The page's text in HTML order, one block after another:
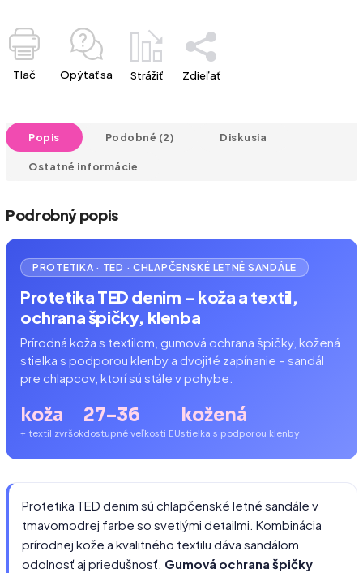
Tlač Opýtať sa Strážiť Zdieľať
Popis Podobné (2) Diskusia
Ostatné informácie
Podrobný popis
PROTETIKA · TED · CHLAPČENSKÉ LETNÉ SANDÁLE
Protetika TED denim – koža a textil,
ochrana špičky, klenba
Prírodná koža s textilom, gumová ochrana špičky, kožená
stielka s podporou klenby a dvojité zapínanie – sandál
pre chlapcov, ktorí sú stále v pohybe.
koža
+ textil zvršok
27–36
dostupné veľkosti EU
kožená
stielka s podporou klenby
Protetika TED denim sú chlapčenské letné sandále v
tmavomodrej farbe so svetlými detailmi. Kombinácia
prírodnej kože a kvalitného textilu dáva sandálom
odolnosť aj priedušnosť. Gumová ochrana špičky